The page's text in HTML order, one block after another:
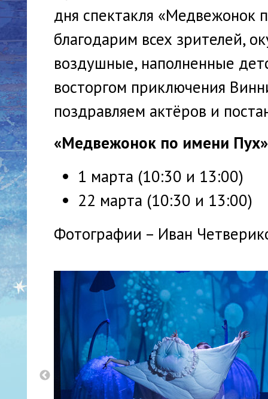
дня спектакля
благодарим всех зрителей,
воздушные, наполненные
восторгом приключения
поздравляем актёров и
«Медвежонок по имени Пух»
1 марта (10:30 и 13:00)
22 марта (10:30 и 13:00)
Фотографии – Иван